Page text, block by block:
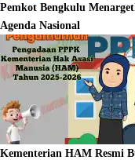
Pemkot Bengkulu
Agenda Nasional
Kementerian HAM Resmi